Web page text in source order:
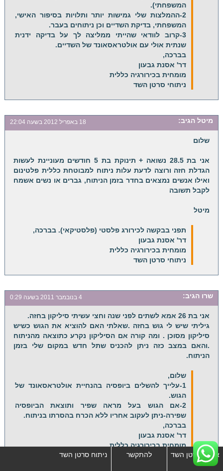
המשפחתי).
2-ההמלצות שלי גמישות יותר ותלויות בסיפור האישי,
המשפחתי, בדיקת השדיים וכן ניתוחים בעבר.
3-קרוב לוודאי שהייתי ממליצה לך על בדיקה ידנית
שנתית אולי עם אולטראסאונד של השדיים.
בברכה,
דר' אסנת גבעון
מומחית בכירורגיה כללית
ניתוחי סרטן השד
מיטל הגיב: 18 באפריל 2012 בשעה 22:04
שלום
אני בת 28.5 נשואה + תינוקת בת 5 חודשים מעוניינת לעשות
הגדלת חזה ורוצה לדעת עלות ניתוח למבוטחת כללית פלטינום
ואילו אנשים נמצאים בחדר בזמן הניתוח, גברים או נשים אשמח
לקבל תשובה
מיטל
תפני בבקשה לכירורג פלסטי (פלסטיקאי). בברכה,
דר' אסנת גבעון
מומחית בכירורגיה כללית
ניתוחי סרטן השד
שרו הגיב: 4 בנובמבר 2011 בשעה 0:29
אני בת 26 אמא לשתים לפני שנה וחצי עשיתי סיליקון בחזה.
גיליתי שיש לי גוש בחזה .שאלתי האם להוציא את הגוש כשיש
סיליקון מסוכן . ומה קורה אם הסיליקון נקרע כתוצאה מהניתוח
.והאם במצב כזה ניתן להכניס שתל חדש במקום שלי בזמן
הניתוח.
שלום,
1-עלייך להשלים ביופסיה בהנחיית אולטראסאונד של
הגוש.
2-אם הגוש בעל מראה שפיר ותוצאת הביופסיה
שפירה-ניתן לעקוב אחריו ללא הכרח בהסרתו בניתוח.
בברכה,
דר' אסנת גבעון
מומחית בכירורגיה כללית
ניתוחי סרטן השדאבחון סרטן השד להתקשר ניתוח סרטן השד